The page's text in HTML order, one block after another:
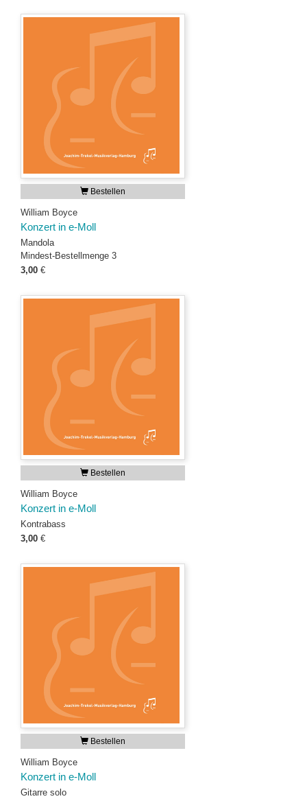
Bestellen
William Boyce
Konzert in e-Moll
Mandola
Mindest-Bestellmenge 3
3,00 €
Bestellen
William Boyce
Konzert in e-Moll
Kontrabass
3,00 €
Bestellen
William Boyce
Konzert in e-Moll
Gitarre solo